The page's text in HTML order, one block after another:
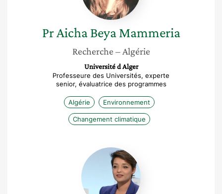
Pr Aicha Beya Mammeria
Recherche – Algérie
Université d Alger
Professeure des Universités, experte
senior, évaluatrice des programmes
Algérie Environnement
Changement climatique
Maha
Issaoui